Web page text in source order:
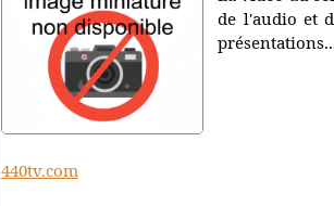
de l'audio et
440tv.com